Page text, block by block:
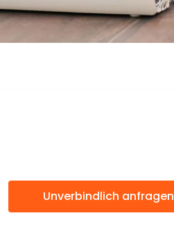
Unverbindlich anfragen